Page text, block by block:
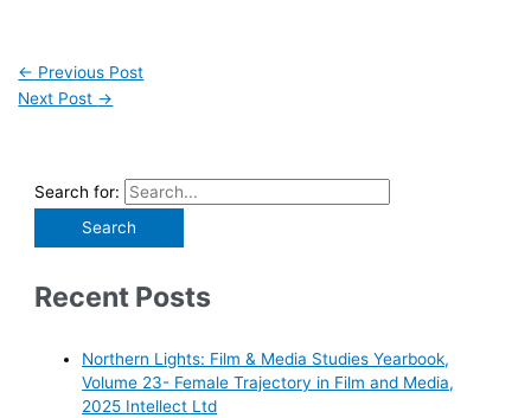
← Previous Post
Next Post →
Search for:
Recent Posts
Northern Lights: Film & Media Studies Yearbook,
Volume 23- Female Trajectory in Film and Media,
2025 Intellect Ltd